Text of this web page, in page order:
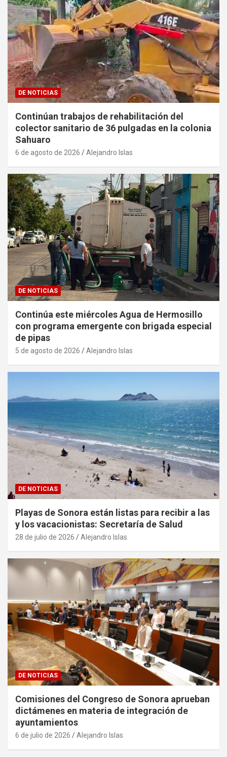
DE NOTICIAS
Continúan trabajos de rehabilitación del
colector sanitario de 36 pulgadas en la colonia
Sahuaro
6 de agosto de 2026 Alejandro Islas
DE NOTICIAS
Continúa este miércoles Agua de Hermosillo
con programa emergente con brigada especial
de pipas
5 de agosto de 2026 Alejandro Islas
DE NOTICIAS
Playas de Sonora están listas para recibir a las
y los vacacionistas: Secretaría de Salud
28 de julio de 2026 Alejandro Islas
DE NOTICIAS
Comisiones del Congreso de Sonora aprueban
dictámenes en materia de integración de
ayuntamientos
6 de julio de 2026 Alejandro Islas